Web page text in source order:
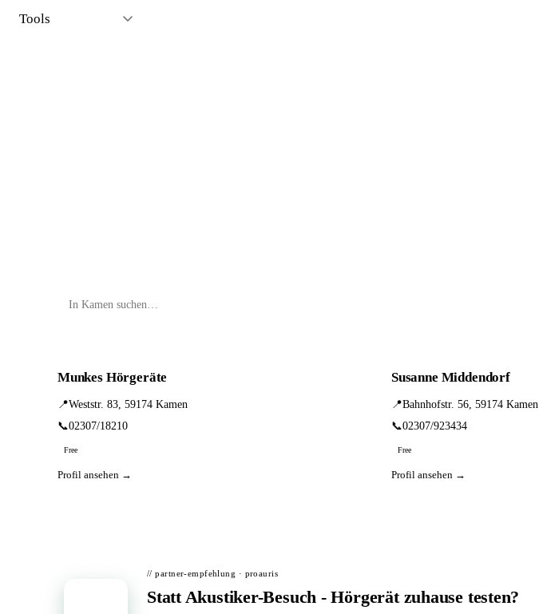
Tools
Munkes Hörgeräte
📍Weststr. 83, 59174 Kamen
📞02307/18210
Free
Profil ansehen →
Susanne Middendorf
📍Bahnhofstr. 56, 59174 Kamen
📞02307/923434
Free
Profil ansehen →
// partner-empfehlung · proauris
Statt Akustiker-Besuch - Hörgerät zuhause testen?